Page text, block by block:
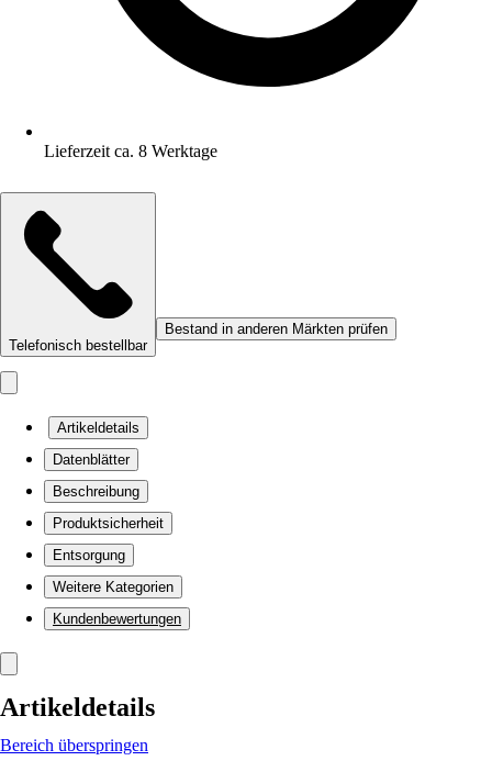
Lieferzeit ca. 8 Werktage
Telefonisch bestellbar
Bestand in anderen Märkten prüfen
Artikeldetails
Datenblätter
Beschreibung
Produktsicherheit
Entsorgung
Weitere Kategorien
Kundenbewertungen
Artikeldetails
Bereich überspringen